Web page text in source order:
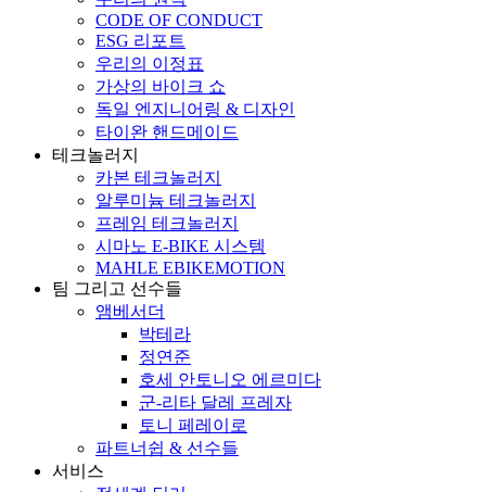
CODE OF CONDUCT
ESG 리포트
우리의 이정표
가상의 바이크 쇼
독일 엔지니어링 & 디자인
타이완 핸드메이드
테크놀러지
카본 테크놀러지
알루미늄 테크놀러지
프레임 테크놀러지
시마노 E-BIKE 시스템
MAHLE EBIKEMOTION
팀 그리고 선수들
앰베서더
박테라
정연준
호세 안토니오 에르미다
군-리타 달레 프레자
토니 페레이로
파트너쉽 & 선수들
서비스